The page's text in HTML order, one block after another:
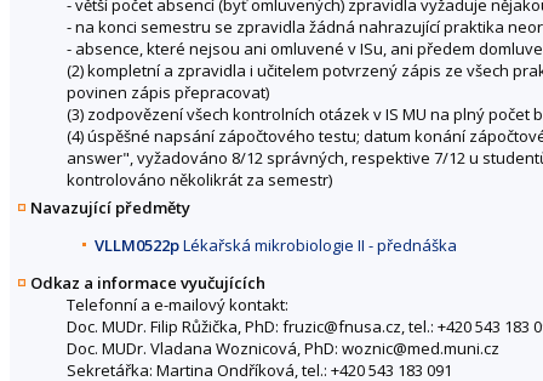
- na konci semestru se zpravidla žádná nahrazující praktika
- absence, které nejsou ani omluvené v ISu, ani předem
(2) kompletní a zpravidla i učitelem potvrzený zápis ze všech
povinen zápis přepracovat)
(3) zodpovězení všech kontrolních otázek v IS MU na plný počet
(4) úspěšné napsání zápočtového testu; datum konání
answer", vyžadováno 8/12 správných, respektive 7/12 u
kontrolováno několikrát za semestr)
Navazující předměty
VLLM0522pLékařská mikrobiologie II - přednáška
Odkaz a informace vyučujících
Telefonní a e-mailový kontakt:
Doc. MUDr. Filip Růžička, PhD: fruzic@fnusa.cz, tel.: +420 543 183
Doc. MUDr. Vladana Woznicová, PhD: woznic@med.muni.cz
Sekretářka: Martina Ondříková, tel.: +420 543 183 091